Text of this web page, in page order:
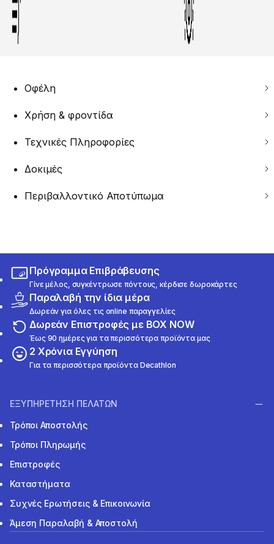
Οφέλη
Χρήση & φροντίδα
Τεχνικές Πληροφορίες
Δοκιμές
Περιβαλλοντικό Αποτύπωμα
Πρόγραμμα Επιβράβευσης
Γίνε μέλος, συγκέντρωσε πόντους, κέρδισε δωροκάρτες
Παραλαβή την ίδια μέρα
Δωρεάν για όλες τις online παραγγελίες
Δωρεάν Επιστροφές με BOX NOW
Έως 90 ημέρες για τα περισσότερα προϊόντα μας
2 Χρόνια Εγγύηση
Για τα περισσότερα προϊόντα Decathlon
ΕΞΥΠΗΡΕΤΗΣΗ ΠΕΛΑΤΩΝ
Τρόποι Αποστολής
Τρόποι Πληρωμής
Επιστροφές
Καταστήματα
Συχνές Ερωτήσεις & Επικοινωνία
Άμεση Παραλαβή & Αποστολή